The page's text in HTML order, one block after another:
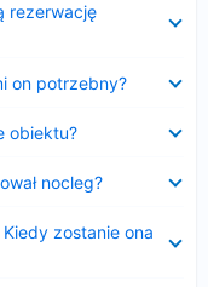
rezerwację
on potrzebny?
obiektu?
nocleg?
zostanie ona